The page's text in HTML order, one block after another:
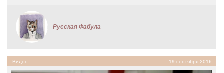
Русская Фабула
Видео 19 сентября 2016